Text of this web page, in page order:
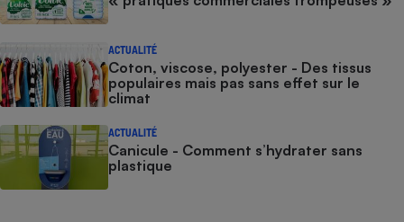
ACTUALITÉ
Coton, viscose, polyester - Des tissus
populaires mais pas sans effet sur le
climat
ACTUALITÉ
Canicule - Comment s’hydrater sans
plastique